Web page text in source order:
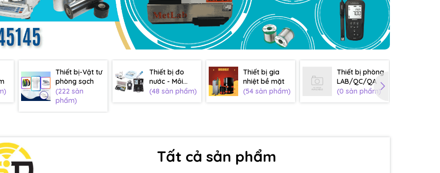
Thiết bị-Vật tư
phòng sạch
(222 sản
phẩm)
Thiết bị đo
nước - Môi
trường
(48 sản phẩm)
Thiết bị gia
nhiệt bề mặt
(54 sản phẩm)
Thiết bị phòng
LAB/QC/QA
(0 sản phẩm)
Tất cả sản phẩm